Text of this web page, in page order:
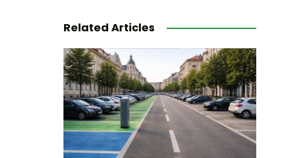
Related Articles